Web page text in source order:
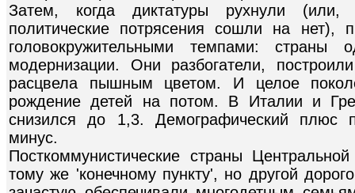
Затем, когда диктатуры рухнули
политические потрясения сошли на нет),
головокружительными темпами:
модернизации. Они разбогатели,
расцвела пышным цветом. И целое
рождение детей на потом. В Италии и
снизился до 1,3. Демографический плюс
минус.
Посткоммунистические страны
тому же 'конечному пункту', но другой